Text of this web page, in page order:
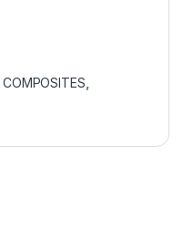
COMPOSITES